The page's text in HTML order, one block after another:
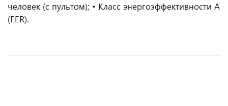
человек (c пультом); • Класс энергоэффективности A
(EER).